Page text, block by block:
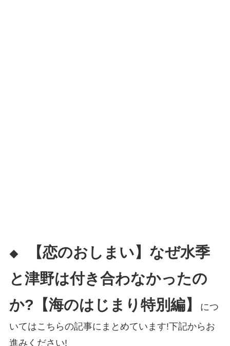
◆
【恋のおしまい】なぜ水季
と津野は付き合わなかったの
か?【海のはじまり特別編】
につ
いてはこちらの記事にまとめています!下記からお
進みください!